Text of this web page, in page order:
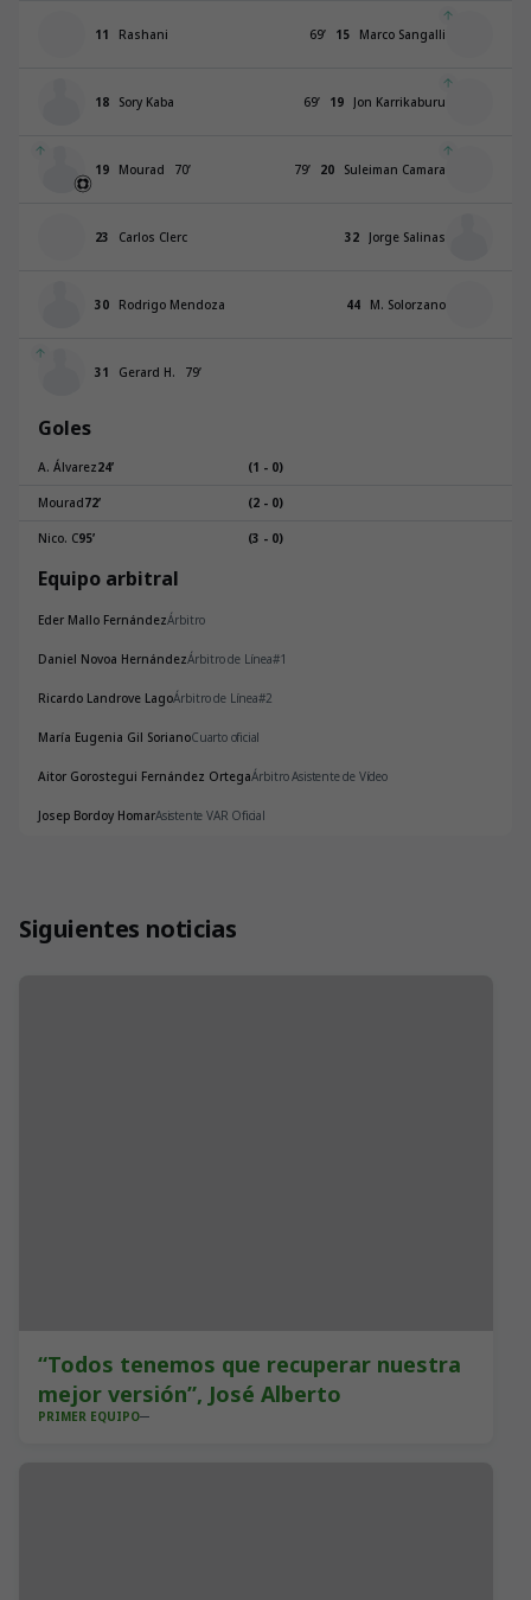
11 Rashani 15 Marco Sangalli
69’
18 Sory Kaba 19 Jon Karrikaburu
69’
19 Mourad 70’ 20 Suleiman Camara
79’
23 Carlos Clerc 32 Jorge Salinas
30 Rodrigo Mendoza 44 M. Solorzano
31 Gerard H. 79’
Goles
A. Álvarez24’ (1 - 0)
Mourad72’ (2 - 0)
Nico. C95’ (3 - 0)
Equipo arbitral
Eder Mallo FernándezÁrbitro
Daniel Novoa HernándezÁrbitro de Línea#1
Ricardo Landrove LagoÁrbitro de Línea#2
María Eugenia Gil SorianoCuarto oficial
Aitor Gorostegui Fernández OrtegaÁrbitro Asistente de Vídeo
Josep Bordoy HomarAsistente VAR Oficial
Siguientes noticias
“Todos tenemos que recuperar nuestra
mejor versión”, José Alberto
PRIMER EQUIPO